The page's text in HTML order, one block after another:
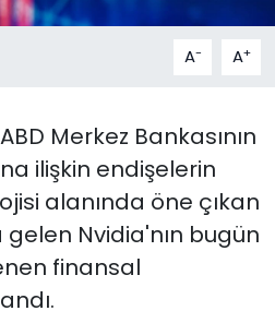
A- A+
Merkez Bankasının
ilişkin endişelerin
alanında öne çıkan
Nvidia'nın bugün
finansal